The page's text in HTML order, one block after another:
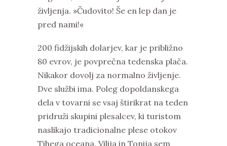
življenja. »Čudovito! Še en lep dan je
pred nami!«
200 fidžijskih dolarjev, kar je približno
80 evrov, je povprečna tedenska plača.
Nikakor dovolj za normalno življenje.
Dve službi ima. Poleg dopoldanskega
dela v tovarni se vsaj štirikrat na teden
pridruži skupini plesalcev, ki turistom
naslikajo tradicionalne plese otokov
Tihega oceana. Vilija in Tonija sem